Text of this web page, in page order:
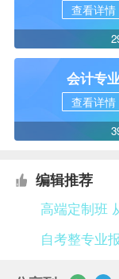
查看详情
会计专
查看详情
编辑推荐
高端定制班
自考整专业